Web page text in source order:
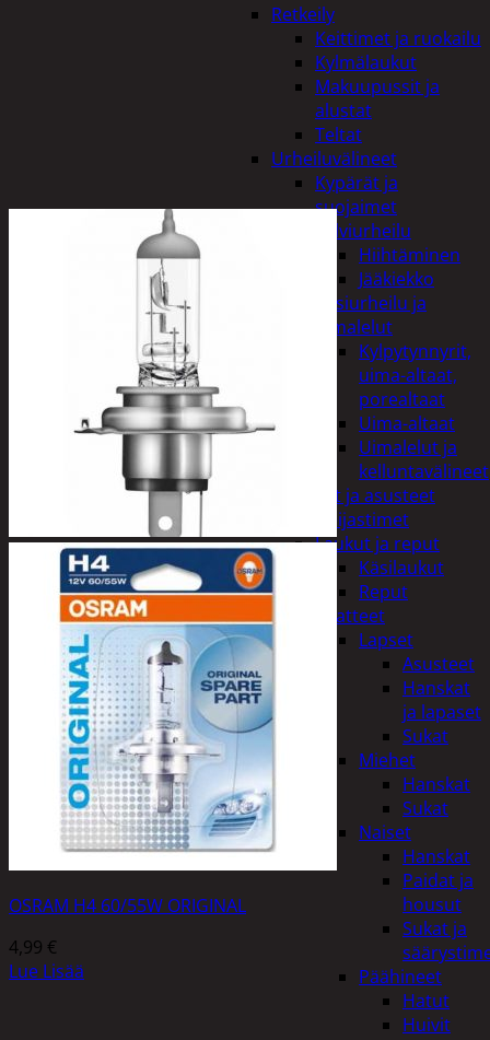
Retkeily
Keittimet ja ruokailu
Kylmälaukut
Makuupussit ja
alustat
Teltat
Urheiluvälineet
Kypärät ja
suojaimet
Talviurheilu
Hiihtäminen
Jääkiekko
Vesiurheilu ja
uimalelut
Kylpytynnyrit,
uima-altaat,
porealtaat
Uima-altaat
Uimalelut ja
kelluntavälineet
Vaatteet ja asusteet
Heijastimet
Laukut ja reput
Käsilaukut
Reput
Vaatteet
Lapset
Asusteet
Hanskat
ja lapaset
Sukat
Miehet
Hanskat
Sukat
Naiset
Hanskat
Paidat ja
housut
Sukat ja
Päähineet
Hatut
Huivit
OSRAM H4 60/55W ORIGINAL
4,99 €
Lue Lisää